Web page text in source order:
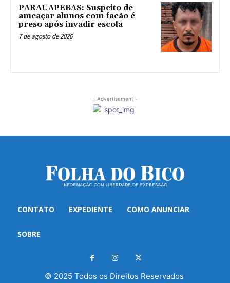
PARAUAPEBAS: Suspeito de
ameaçar alunos com facão é
preso após invadir escola
7 de agosto de 2026
- Advertisement -
CONTATO EXPEDIENTE COMO ANUNCIAR
SOBRE
© 2025 Todos os Direitos Reservados